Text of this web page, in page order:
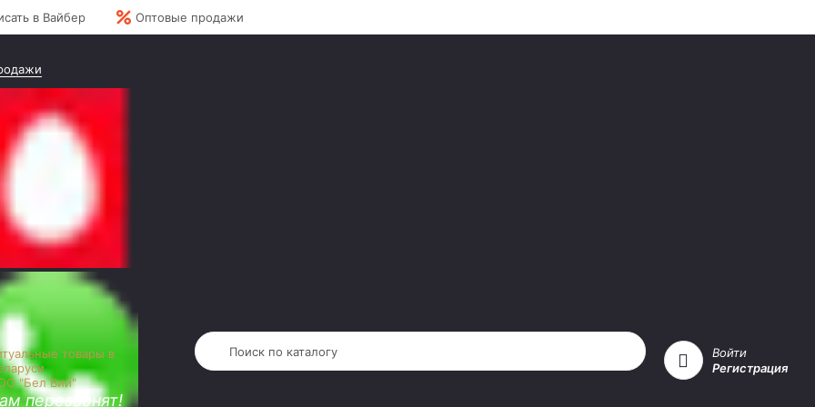
в Вайбер Оптовые продажи
товары в
"Бел Вий"
перезвонят!
Войти
Регистрация